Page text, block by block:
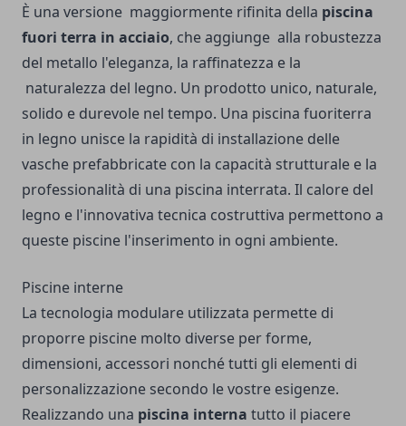
È una versione maggiormente rifinita della piscina
fuori terra in acciaio, che aggiunge alla robustezza
del metallo l'eleganza, la raffinatezza e la
naturalezza del legno. Un prodotto unico, naturale,
solido e durevole nel tempo. Una piscina fuoriterra
in legno unisce la rapidità di installazione delle
vasche prefabbricate con la capacità strutturale e la
professionalità di una piscina interrata. Il calore del
legno e l'innovativa tecnica costruttiva permettono a
queste piscine l'inserimento in ogni ambiente.
Piscine interne
La tecnologia modulare utilizzata permette di
proporre piscine molto diverse per forme,
dimensioni, accessori nonché tutti gli elementi di
personalizzazione secondo le vostre esigenze.
Realizzando una piscina interna tutto il piacere